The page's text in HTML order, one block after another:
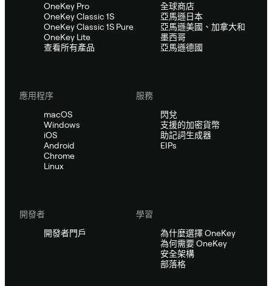
OneKey Pro
OneKey Classic 1S
OneKey Classic 1S Pure
OneKey Lite
查看所有產品
全球商店
亞馬遜日本
亞馬遜美國、加拿大和
墨西哥
亞馬遜德國
應用程序
macOS
Windows
iOS
Android
Chrome
Linux
服務
閃兌
支援的加密貨幣
助記詞生成器
EIPs
開發者
開發者門戶
學習
為什麼選擇 OneKey
為何需要 OneKey
安全架構
部落格